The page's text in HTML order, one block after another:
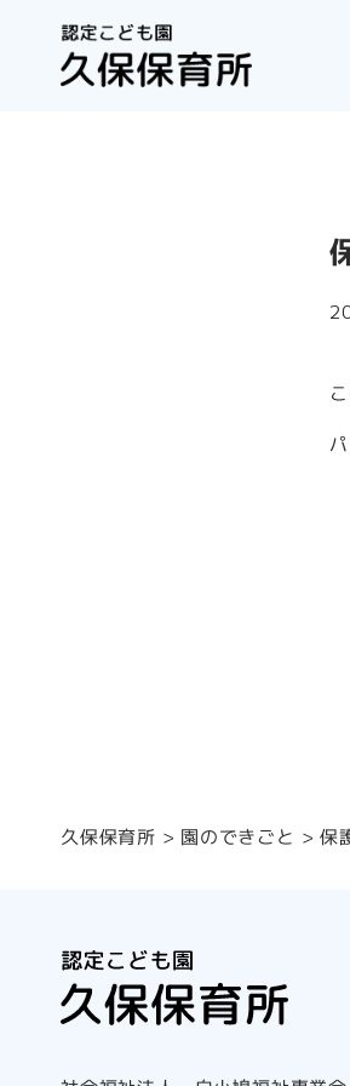
久保保育所 園のできごと 保